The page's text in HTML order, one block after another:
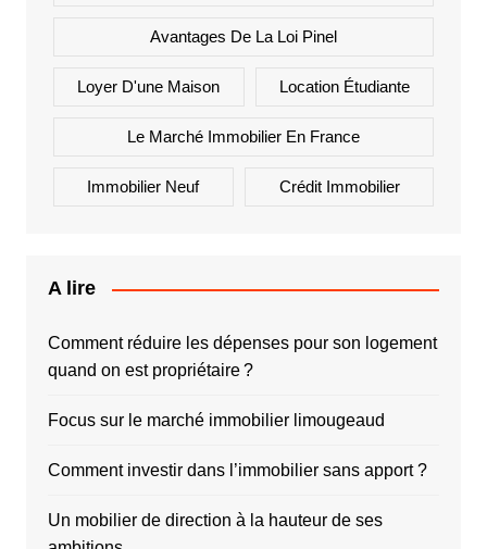
Avantages De La Loi Pinel
Loyer D'une Maison Location Étudiante
Le Marché Immobilier En France
Immobilier Neuf Crédit Immobilier
A lire
Comment réduire les dépenses pour son logement
quand on est propriétaire ?
Focus sur le marché immobilier limougeaud
Comment investir dans l’immobilier sans apport ?
Un mobilier de direction à la hauteur de ses